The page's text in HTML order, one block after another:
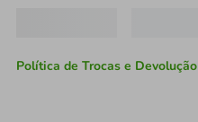
Política de Trocas e Devolução